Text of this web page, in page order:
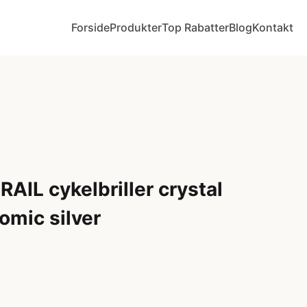
ForsideProdukterTop RabatterBlogKontakt
cykelbriller crystal
silver